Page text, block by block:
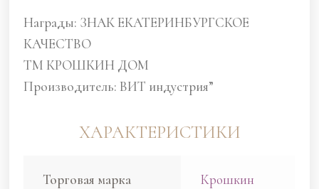
Награды: ЗНАК ЕКАТЕРИНБУРГСКОЕ
КАЧЕСТВО
ТМ КРОШКИН ДОМ
Производитель: ВИТ индустрия”
ХАРАКТЕРИСТИКИ
Торговая марка
Крошкин